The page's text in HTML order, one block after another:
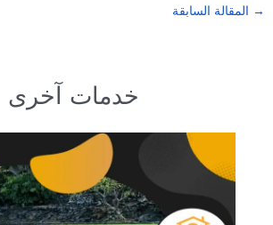
→ المقالة السابقة
خدمات آخرى